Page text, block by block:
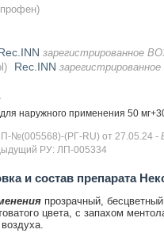
зарегистрированное
Rec.INN
наружного применения 50
№(005568)-(РГ-RU) от 27.05.24 -
РУ: ЛП-005334
и состав препарата
прозрачный,
цвета, с запахом